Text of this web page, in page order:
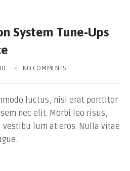
System Tune-Ups
NO COMMENTS
luctus, nisi erat porttitor
nec elit. Morbi leo risus,
vestibu lum at eros. Nulla vitae